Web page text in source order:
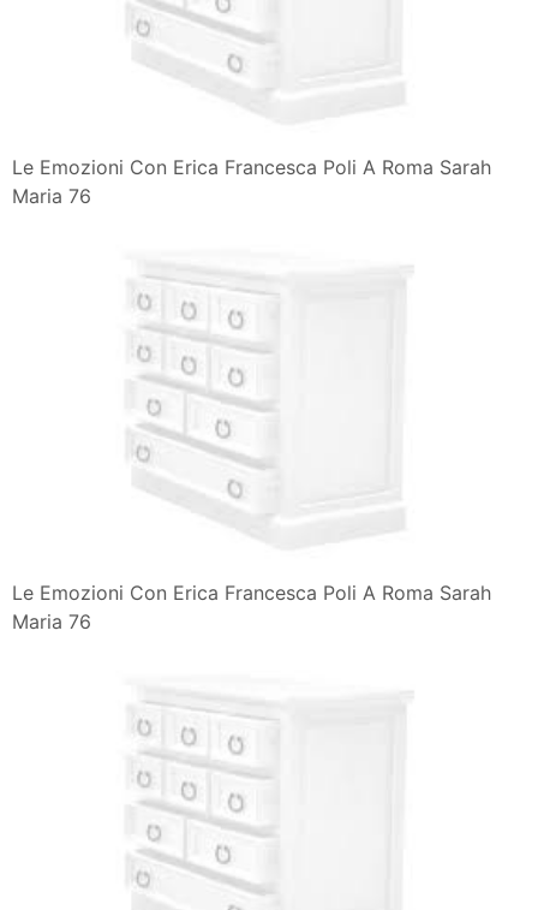
Le Emozioni Con Erica Francesca Poli A Roma Sarah
Maria 76
Le Emozioni Con Erica Francesca Poli A Roma Sarah
Maria 76